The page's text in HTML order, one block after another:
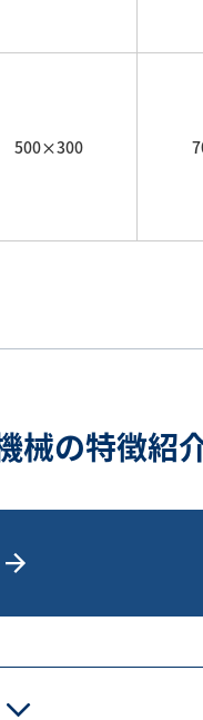
500×300
械の特徴紹